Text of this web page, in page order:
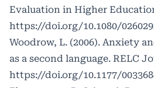
Evaluation in Higher
https://doi.org/10.1080/
Woodrow, L. (2006). Anxiety
as a second language. RELC
https://doi.org/10.1177/